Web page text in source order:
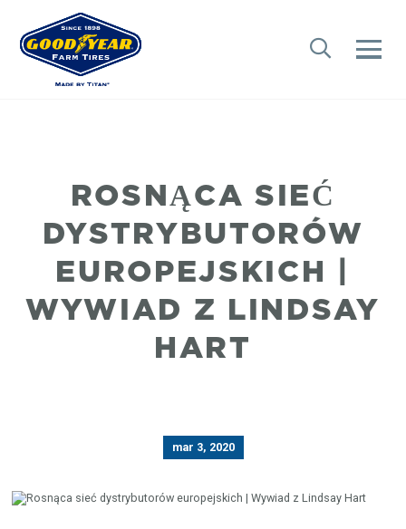
ROSNĄCA SIEĆ
DYSTRYBUTORÓW
EUROPEJSKICH |
WYWIAD Z LINDSAY
HART
mar 3, 2020